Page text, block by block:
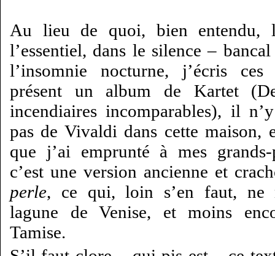
Au lieu de quoi, bien
l’essentiel, dans le silence –
l’insomnie nocturne, j’écris
présent un album de Kartet
incendiaires incomparables), il
pas de Vivaldi dans cette maison,
que j’ai emprunté à mes grands-
c’est une version ancienne et
perle, ce qui, loin s’en faut, ne
lagune de Venise, et moins
Tamise.